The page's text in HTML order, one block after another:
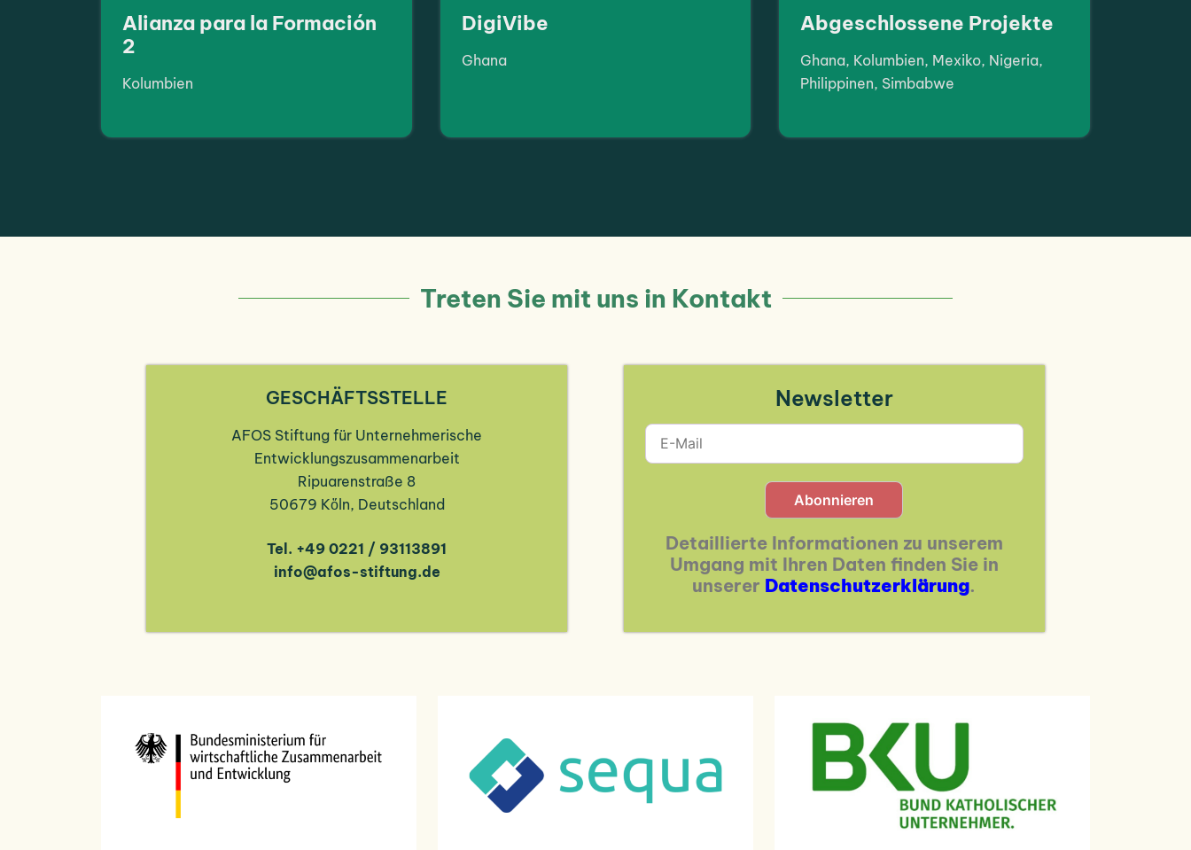
Alianza para la Formación
2
Kolumbien
DigiVibe
Ghana
Abgeschlossene Projekte
Ghana, Kolumbien, Mexiko, Nigeria,
Philippinen, Simbabwe
Treten Sie mit uns in Kontakt
GESCHÄFTSSTELLE
AFOS Stiftung für Unternehmerische
Entwicklungszusammenarbeit
Ripuarenstraße 8
50679 Kὄln, Deutschland
Tel. +49 0221 / 93113891
info@afos-stiftung.de
Newsletter
Abonnieren
Detaillierte Informationen zu unserem
Umgang mit Ihren Daten finden Sie in
unserer Datenschutzerklärung.